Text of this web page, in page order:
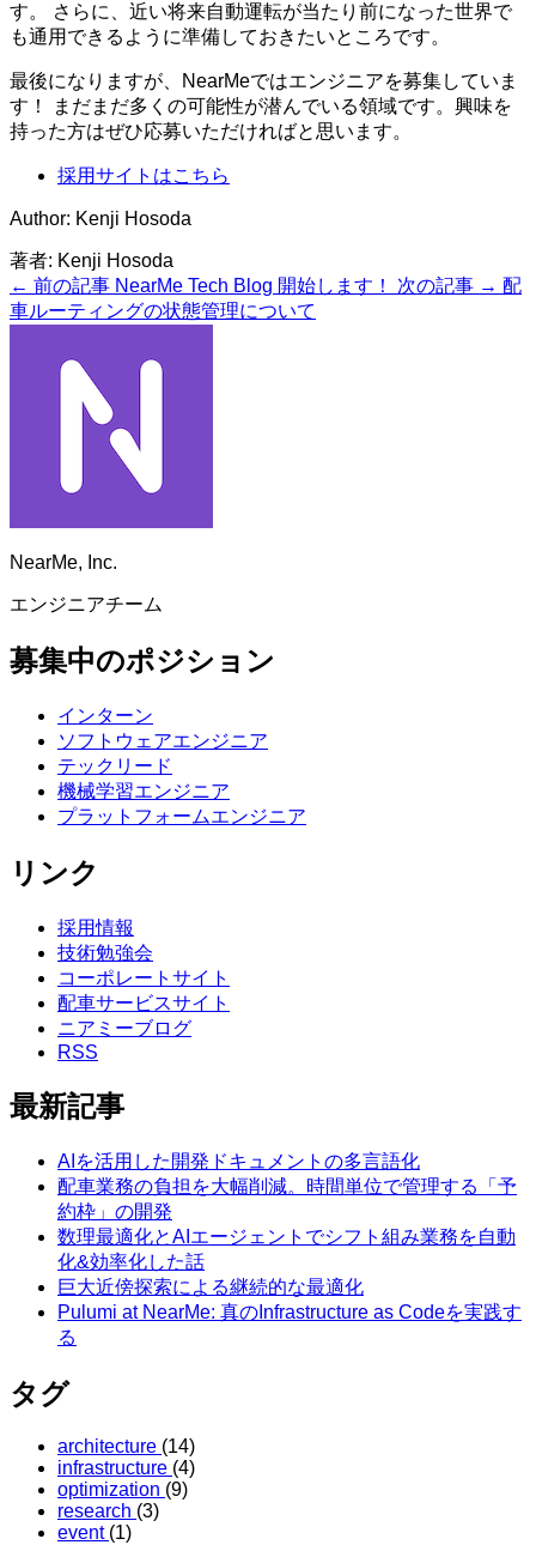
す。 さらに、近い将来自動運転が当たり前になった世界で
も通用できるように準備しておきたいところです。
最後になりますが、NearMeではエンジニアを募集していま
す！ まだまだ多くの可能性が潜んでいる領域です。興味を
持った方はぜひ応募いただければと思います。
採用サイトはこちら
Author: Kenji Hosoda
著者: Kenji Hosoda
← 前の記事 NearMe Tech Blog 開始します！ 次の記事 → 配
車ルーティングの状態管理について
NearMe, Inc.
エンジニアチーム
募集中のポジション
インターン
ソフトウェアエンジニア
テックリード
機械学習エンジニア
プラットフォームエンジニア
リンク
採用情報
技術勉強会
コーポレートサイト
配車サービスサイト
ニアミーブログ
RSS
最新記事
AIを活用した開発ドキュメントの多言語化
配車業務の負担を大幅削減。時間単位で管理する「予
約枠」の開発
数理最適化とAIエージェントでシフト組み業務を自動
化&効率化した話
巨大近傍探索による継続的な最適化
Pulumi at NearMe: 真のInfrastructure as Codeを実践す
る
タグ
architecture (14)
infrastructure (4)
optimization (9)
research (3)
event (1)